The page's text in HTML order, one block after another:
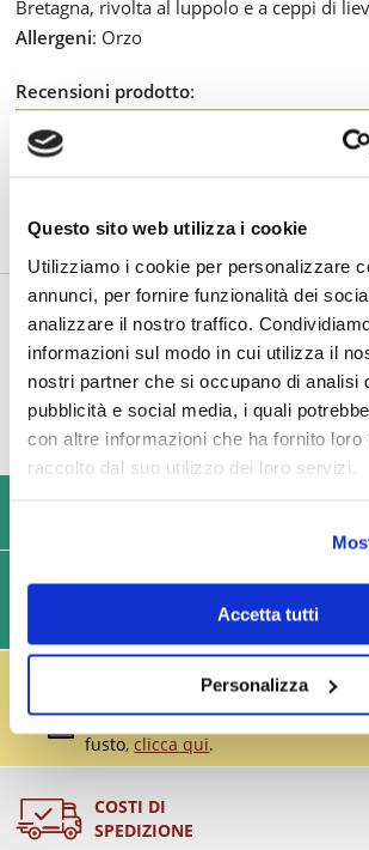
Questo sito web utilizza i cookie
Utilizziamo i cookie per personalizzare
annunci, per fornire funzionalità dei
analizzare il nostro traffico.
informazioni sul modo in cui utilizza il
nostri partner che si occupano di analisi
pubblicità e social media, i quali
con altre informazioni che ha fornito loro
raccolto dal suo utilizzo dei loro servizi.
Accetta tutti
Personalizza
Bretagna, rivolta al luppolo e a ceppi di
Allergeni: Orzo
Recensioni prodotto:
Gli imballi che utilizziamo sono
riciclabili, per la sicurezza dei
cartone ecologico al posto di quelli
TI POTREBBE INTERESSARE
SPEDIZIONI VELOCI IN 24/48/72
IL RESO FUSTI TI PREMIA!
Effettua il reso dei vuoti dei fusti
(almeno 3 fusti) e ricevi un buono
fusto,clicca qui.
COSTI DI
SPEDIZIONE